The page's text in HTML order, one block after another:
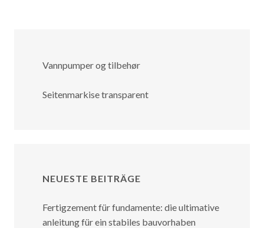
Vannpumper og tilbehør
Seitenmarkise transparent
NEUESTE BEITRÄGE
Fertigzement für fundamente: die ultimative
anleitung für ein stabiles bauvorhaben